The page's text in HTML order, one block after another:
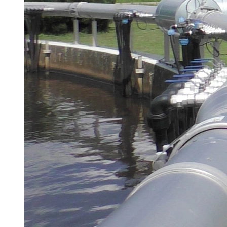
Brau Beviale
Hannover Messe
IFAT
Tausendwasser
Energieeffizienz & Nachhaltigkeit
Grüne Gebäude und Wasserlösungen für
klimaresiliente Städte
21. Juli 2026